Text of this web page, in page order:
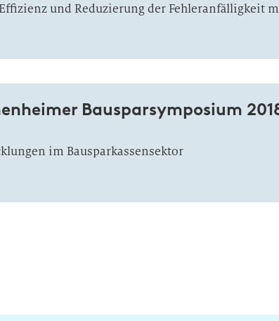
und Reduzierung der Fehleranfälligkeit
Bausparsymposium
im Bausparkassensektor